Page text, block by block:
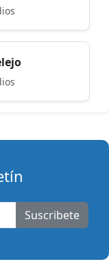
Suscribete